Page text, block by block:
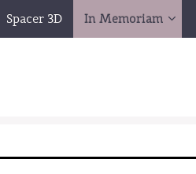
Spacer 3D In Memoriam